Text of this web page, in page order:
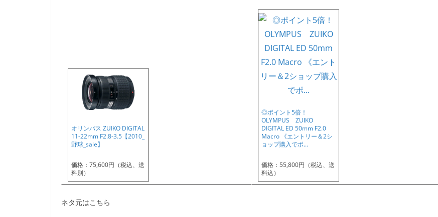
オリンパス ZUIKO DIGITAL
11-22mm F2.8-3.5【2010_
野球_sale】
価格：75,600円（税込、送
料別）
◎ポイント5倍！
OLYMPUS ZUIKO
DIGITAL ED 50mm F2.0
Macro 《エントリー＆2シ
ョップ購入でポ…
価格：55,800円（税込、送
料込）
ネタ元はこちら